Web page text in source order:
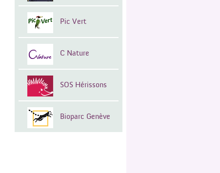
Pic Vert
C Nature
SOS Hérissons
Bioparc Genève